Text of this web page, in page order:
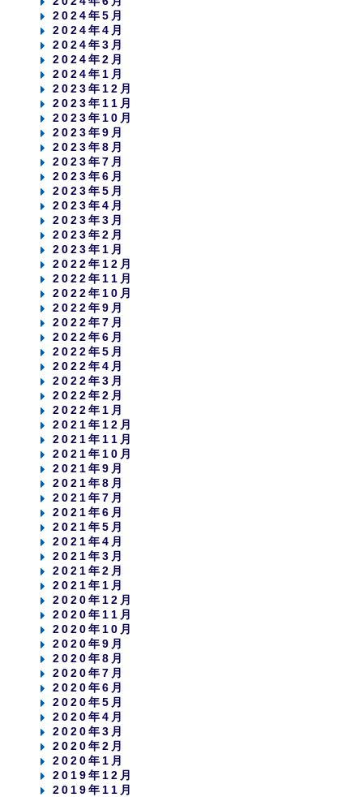
2024年5月
2024年4月
2024年3月
2024年2月
2024年1月
2023年12月
2023年11月
2023年10月
2023年9月
2023年8月
2023年7月
2023年6月
2023年5月
2023年4月
2023年3月
2023年2月
2023年1月
2022年12月
2022年11月
2022年10月
2022年9月
2022年7月
2022年6月
2022年5月
2022年4月
2022年3月
2022年2月
2022年1月
2021年12月
2021年11月
2021年10月
2021年9月
2021年8月
2021年7月
2021年6月
2021年5月
2021年4月
2021年3月
2021年2月
2021年1月
2020年12月
2020年11月
2020年10月
2020年9月
2020年8月
2020年7月
2020年6月
2020年5月
2020年4月
2020年3月
2020年2月
2020年1月
2019年12月
2019年11月